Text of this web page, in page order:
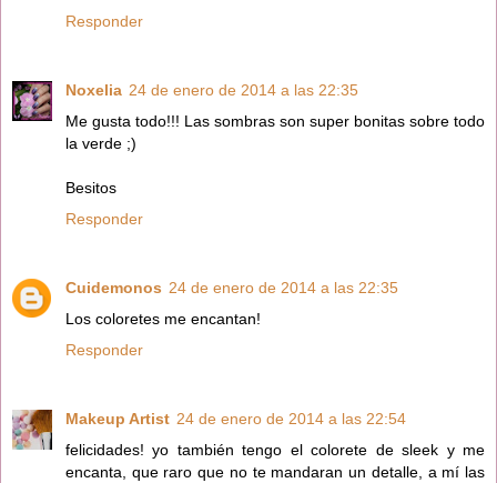
Responder
Noxelia 24 de enero de 2014 a las 22:35
Me gusta todo!!! Las sombras son super bonitas sobre todo
la verde ;)
Besitos
Responder
Cuidemonos 24 de enero de 2014 a las 22:35
Los coloretes me encantan!
Responder
Makeup Artist 24 de enero de 2014 a las 22:54
felicidades! yo también tengo el colorete de sleek y me
encanta, que raro que no te mandaran un detalle, a mí las